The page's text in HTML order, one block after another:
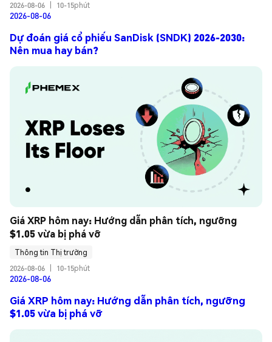
2026-08-06
10-15phút
2026-08-06
Dự đoán giá cổ phiếu SanDisk (SNDK) 2026-2030:
Nên mua hay bán?
Giá XRP hôm nay: Hướng dẫn phân tích, ngưỡng
$1.05 vừa bị phá vỡ
Thông tin Thị trường
2026-08-06
10-15phút
2026-08-06
Giá XRP hôm nay: Hướng dẫn phân tích, ngưỡng
$1.05 vừa bị phá vỡ